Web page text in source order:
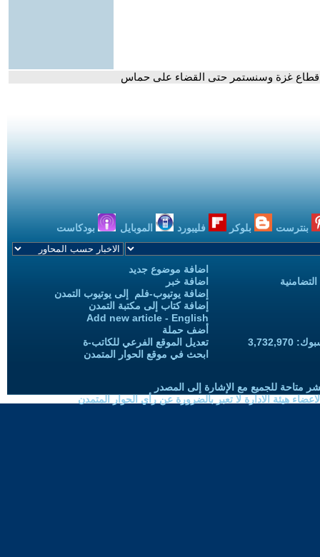
قطاع غزة وسنستمر حتى القضاء على حماس
بنترست بلوكر فليبورد الموبايل بودكاست
اضافة موضوع جديد
اضافة خبر
إضافة يوتيوب-فلم إلى يوتيوب التمدن
إضافة كتاب إلى مكتبة التمدن
Add new article - English
أضف حملة
تعديل الموقع الفرعي للكاتب-ة
ابحث في موقع الحوار المتمدن
متاحة للجميع مع الإشارة إلى المصدر
هيئة الادارة لا تعبر بالضرورة عن رأي الحوار المتمدن